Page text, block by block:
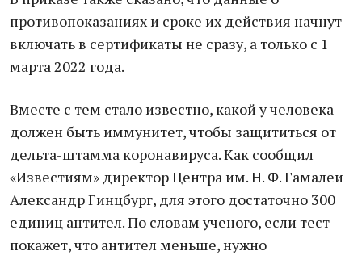
противопоказаниях и сроке их действия начнут
включать в сертификаты не сразу, а только с 1
марта 2022 года.
Вместе с тем стало известно, какой у человека
должен быть иммунитет, чтобы защититься от
дельта-штамма коронавируса. Как сообщил
«Известиям» директор Центра им. Н. Ф. Гамалеи
Александр Гинцбург, для этого достаточно 300
единиц антител. По словам ученого, если тест
покажет, что антител меньше, нужно